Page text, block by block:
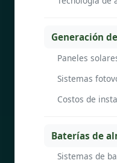
Generación
Paneles
Sistemas
Costos de
Baterías de
Sistemas de